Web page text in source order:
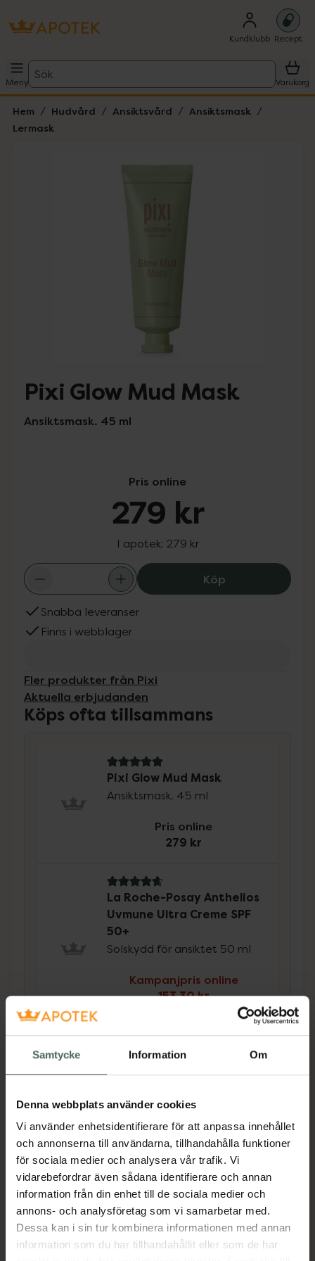
Samtycke Information Om
Denna webbplats använder cookies
Vi använder enhetsidentifierare för att anpassa innehållet
och annonserna till användarna, tillhandahålla funktioner
för sociala medier och analysera vår trafik. Vi
vidarebefordrar även sådana identifierare och annan
information från din enhet till de sociala medier och
annons- och analysföretag som vi samarbetar med.
Dessa kan i sin tur kombinera informationen med annan
information som du har tillhandahållit eller som de har
Kundklubb Recept
Meny
Sök
Varukorg
Hem Hudvård Ansiktsvård
Ansiktsmask
Lermask
Pixi Glow Mud Mask
Ansiktsmask. 45 ml
Pris online
279 kr
I apotek: 279 kr
KöpPixi Glow Mud
Snabba leveranser
Finns i webblager
Fler produkter från Pixi
Aktuella erbjudanden
Köps ofta tillsammans
5 av 5 i omdöme
Pixi Glow Mud Mask
Ansiktsmask. 45 ml
Pris online
279 kr
4.8 av 5 i omdöme
La Roche-Posay Anthelios
Uvmune Ultra Creme SPF
50+
Solskydd för ansiktet 50 ml
Kampanjpris online
153,30 kr
Beskrivning Dölj
Glow Mud Mask har en rengörande och
balanserande effekt på huden. Den
mineralrika masken absorberar olja, avlägsnar
orenheter, och hjälper till att reducera
blemmor samtidigt som den ger ett
energigivande lyft för din hy. Kaolin och